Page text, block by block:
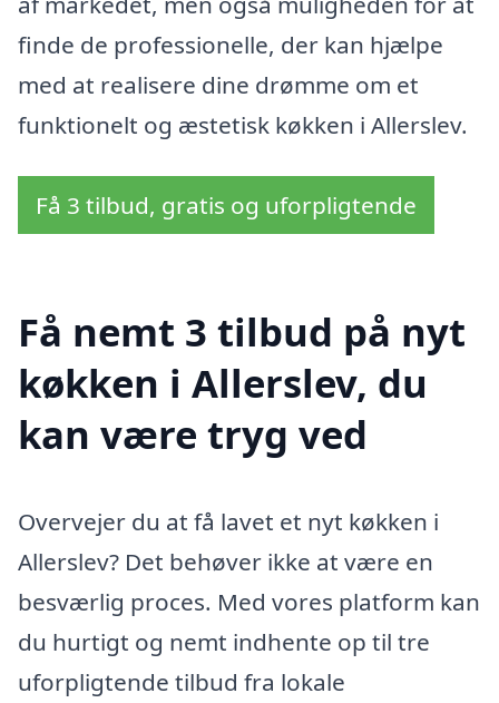
finde de professionelle, der kan hjælpe
med at realisere dine drømme om et
funktionelt og æstetisk køkken i Allerslev.
Få 3 tilbud, gratis og uforpligtende
Få nemt 3 tilbud på nyt
køkken i Allerslev, du
kan være tryg ved
Overvejer du at få lavet et nyt køkken i
Allerslev? Det behøver ikke at være en
besværlig proces. Med vores platform kan
du hurtigt og nemt indhente op til tre
uforpligtende tilbud fra lokale